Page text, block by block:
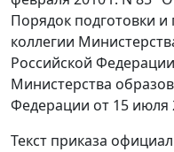
Порядок подготовки
коллегии
Российской
Министерства
Федерации от 15 июля
Текст приказа